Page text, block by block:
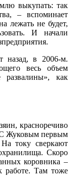
выкупать: так
– вспоминает
лежать не будет,
И начали
назад, в 2006-м.
весь объем
развалины», как
красноречиво
С Жуковым первым
току сверкают
Скоро
коровника –
работе. Там тоже